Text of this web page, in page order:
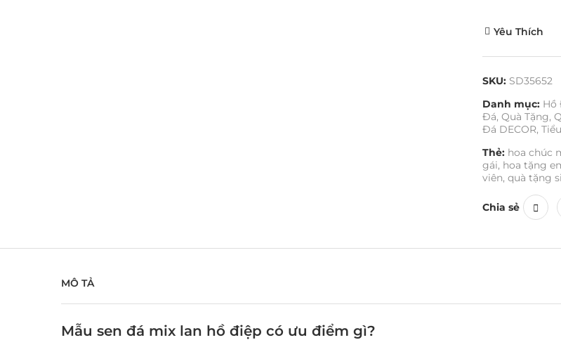
Yêu Thích
SKU: SD35652
Danh mục: Hồ
Đá, Quà Tặng,
Đá DECOR,
Thẻ: hoa chúc
gái, hoa tặng
viên, quà tặng
Chia sẻ
MÔ TẢ
Mẫu sen đá mix lan hồ điệp có ưu điểm gì?